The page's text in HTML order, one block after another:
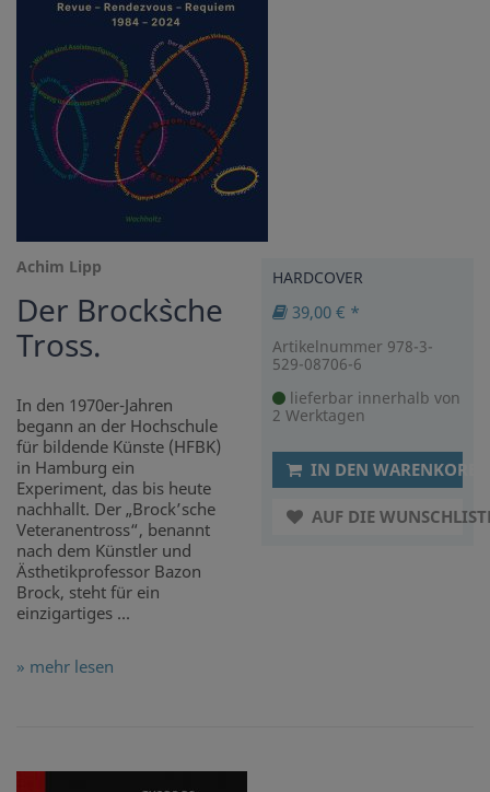
Achim Lipp
Der Brock`sche
Tross.
In den 1970er-Jahren
begann an der Hochschule
für bildende Künste (HFBK)
in Hamburg ein
Experiment, das bis heute
nachhallt. Der „Brock’sche
Veteranentross“, benannt
nach dem Künstler und
Ästhetikprofessor Bazon
Brock, steht für ein
einzigartiges ...
» mehr lesen
HARDCOVER
39,00 € *
Artikelnummer 978-3-
529-08706-6
lieferbar innerhalb von
2 Werktagen
IN DEN WARENKORB
AUF DIE